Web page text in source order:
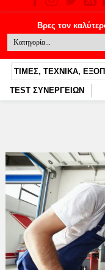
TEST ΣΥΝΕΡΓΕΙΩΝ